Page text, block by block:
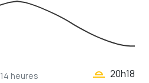
14 heures
wb_twilight_2 20h18